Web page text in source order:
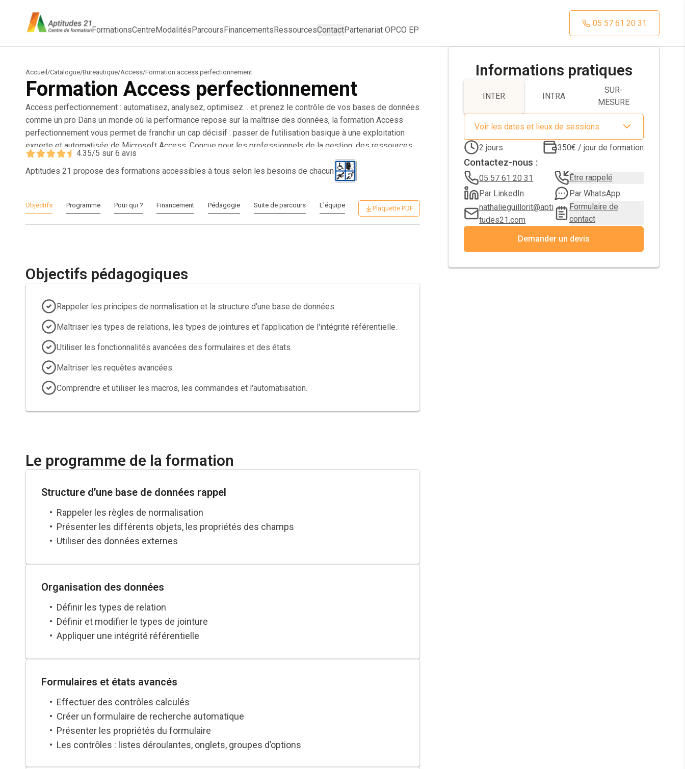
FormationsCentreModalitésParcoursFinancementsRessourcesContactPartenariat OPCO EP
05 57 61 20 31
Accueil /Catalogue/Bureautique/Access/Formation access perfectionnement
Formation Access perfectionnement
Access perfectionnement : automatisez, analysez, optimisez… et prenez le contrôle de vos bases de données
comme un pro Dans un monde où la performance repose sur la maîtrise des données, la formation Access
perfectionnement vous permet de franchir un cap décisif : passer de l’utilisation basique à une exploitation
experte et automatisée de Microsoft Access. Conçue pour les professionnels de la gestion, des ressources
humaines, de la comptabilité ou de l’administration amenés à manipuler des bases complexes, cette formation
vous apprend à structurer des données selon les règles de normalisation, à créer des relations solides entre vos
tables, à automatiser vos tâches grâce aux macros et à bâtir des formulaires dynamiques, précis et
générer des rapports pertinents et fluidifier votre quotidien grâce à des interfaces personnalisées. Résultat : une
expertise reconnue, un gain de temps opérationnel et un véritable avantage concurrentiel pour évoluer vers des
4.35/5 sur 6 avis
Aptitudes 21 propose des formations accessibles à tous selon les besoins de chacun
Objectifs Programme Pour qui ? Financement Pédagogie Suite de parcours L'équipe Plaquette PDF
Objectifs pédagogiques
Rappeler les principes de normalisation et la structure d'une base de données.
Maîtriser les types de relations, les types de jointures et l'application de l'intégrité référentielle.
Utiliser les fonctionnalités avancées des formulaires et des états.
Maîtriser les requêtes avancées.
Comprendre et utiliser les macros, les commandes et l'automatisation.
Le programme de la formation
Structure d’une base de données rappel
Rappeler les règles de normalisation
Présenter les différents objets, les propriétés des champs
Utiliser des données externes
Organisation des données
Définir les types de relation
Définir et modifier le types de jointure
Appliquer une intégrité référentielle
Formulaires et états avancés
Effectuer des contrôles calculés
Créer un formulaire de recherche automatique
Présenter les propriétés du formulaire
Les contrôles : listes déroulantes, onglets, groupes d’options
Informations pratiques
INTER INTRA
SUR-
MESURE
Voir les dates et lieux de sessions
2 jours 350€ / jour de formation
Contactez-nous :
05 57 61 20 31
Par LinkedIn
nathalieguillorit@apti
tudes21.com
Être rappelé
Par WhatsApp
Formulaire de
contact
Demander un devis